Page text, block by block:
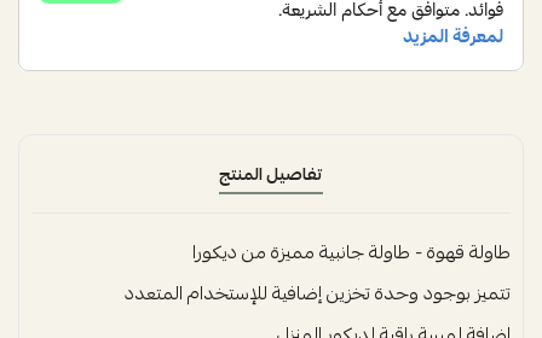
تفاصيل المنتج
طاولة قهوة - طاولة جانبية مميزة من ديكورا
تتميز بوجود وحدة تخزين إضافية للإستخدام المتعدد